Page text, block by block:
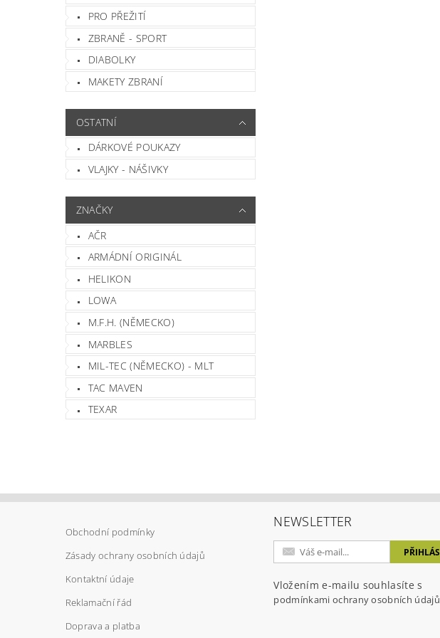
PRO PŘEŽITÍ
ZBRANĚ - SPORT
DIABOLKY
MAKETY ZBRANÍ
OSTATNÍ
DÁRKOVÉ POUKAZY
VLAJKY - NÁŠIVKY
ZNAČKY
AČR
ARMÁDNÍ ORIGINÁL
HELIKON
LOWA
M.F.H. (NĚMECKO)
MARBLES
MIL-TEC (NĚMECKO) - MLT
TAC MAVEN
TEXAR
Obchodní podmínky
Zásady ochrany osobních údajů
Kontaktní údaje
Reklamační řád
Doprava a platba
NEWSLETTER
Vložením e-mailu souhlasíte s
podmínkami ochrany osobních údajů